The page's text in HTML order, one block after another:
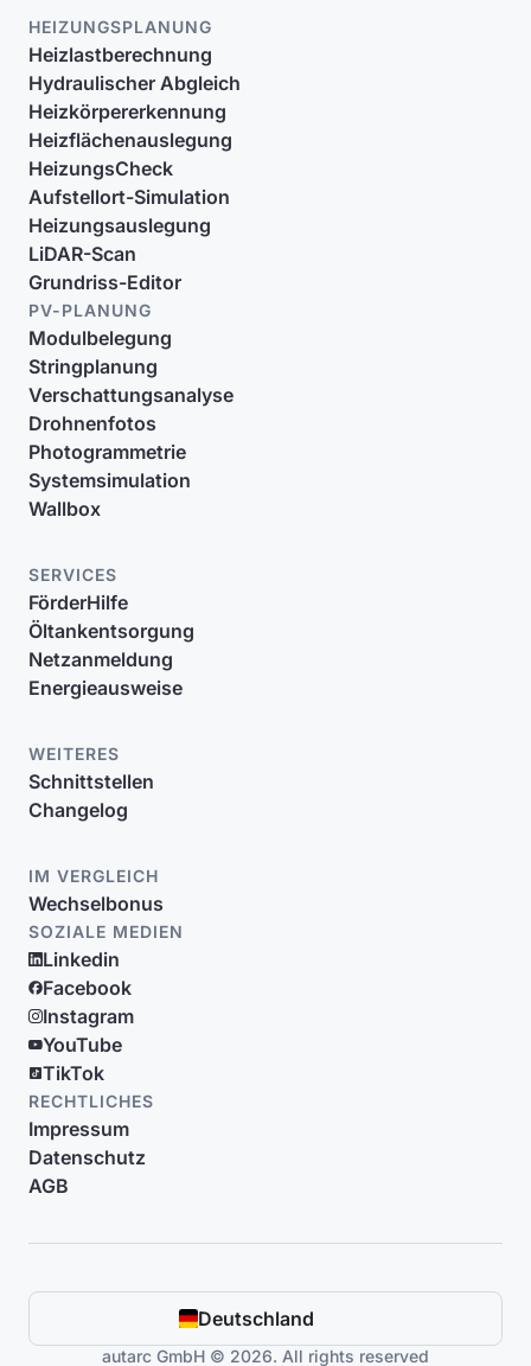
HEIZUNGSPLANUNG
Heizlastberechnung
Hydraulischer Abgleich
Heizkörpererkennung
Heizflächenauslegung
HeizungsCheck
Aufstellort-Simulation
Heizungsauslegung
LiDAR-Scan
Grundriss-Editor
PV-PLANUNG
Modulbelegung
Stringplanung
Verschattungsanalyse
Drohnenfotos
Photogrammetrie
Systemsimulation
Wallbox
SERVICES
FörderHilfe
Öltankentsorgung
Netzanmeldung
Energieausweise
WEITERES
Schnittstellen
Changelog
IM VERGLEICH
Wechselbonus
SOZIALE MEDIEN
Linkedin
Facebook
Instagram
YouTube
TikTok
RECHTLICHES
Impressum
Datenschutz
AGB
Deutschland
autarc GmbH © 2026. All rights reserved